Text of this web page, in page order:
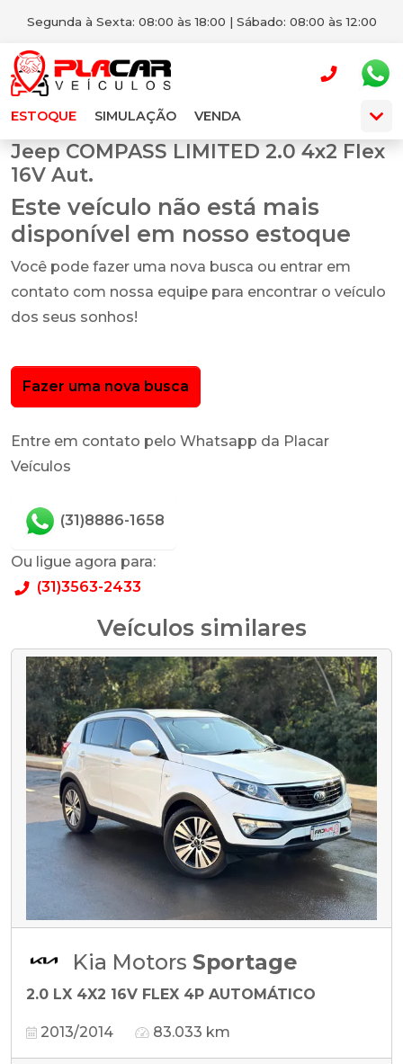
Segunda à Sexta: 08:00 às 18:00 | Sábado: 08:00 às 12:00
ESTOQUE SIMULAÇÃO VENDA
Jeep COMPASS LIMITED 2.0 4x2 Flex
16V Aut.
Este veículo não está mais
disponível em nosso estoque
Você pode fazer uma nova busca ou entrar em
contato com nossa equipe para encontrar o veículo
dos seus sonhos!
Fazer uma nova busca
Entre em contato pelo Whatsapp da Placar
Veículos
(31)8886-1658
Ou ligue agora para:
(31)3563-2433
Veículos similares
Kia Motors Sportage
2.0 LX 4X2 16V FLEX 4P AUTOMÁTICO
2013/2014 83.033 km